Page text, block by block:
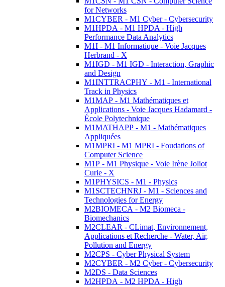
for Networks
M1CYBER - M1 Cyber - Cybersecurity
M1HPDA - M1 HPDA - High
Performance Data Analytics
M1I - M1 Informatique - Voie Jacques
Herbrand - X
M1IGD - M1 IGD - Interaction, Graphic
and Design
M1INTTRACPHY - M1 - International
Track in Physics
M1MAP - M1 Mathématiques et
Applications - Voie Jacques Hadamard -
École Polytechnique
M1MATHAPP - M1 - Mathématiques
Appliquées
M1MPRI - M1 MPRI - Foudations of
Computer Science
M1P - M1 Physique - Voie Irène Joliot
Curie - X
M1PHYSICS - M1 - Physics
M1SCTECHNRJ - M1 - Sciences and
Technologies for Energy
M2BIOMECA - M2 Biomeca -
Biomechanics
M2CLEAR - CLimat, Environnement,
Applications et Recherche - Water, Air,
Pollution and Energy
M2CPS - Cyber Physical System
M2CYBER - M2 Cyber - Cybersecurity
M2DS - Data Sciences
M2HPDA - M2 HPDA - High